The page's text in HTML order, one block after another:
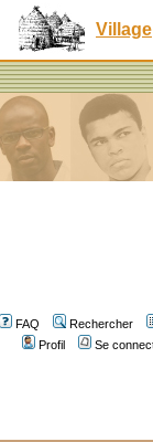
Village
FAQ
Rechercher
Profil
Se